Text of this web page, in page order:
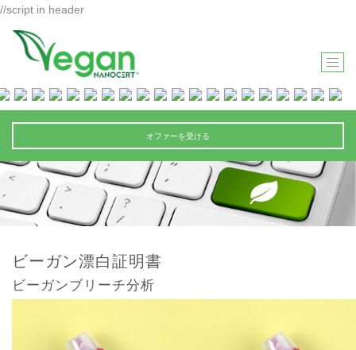
//script in header
T
O
G
G
L
N
A
V
オファーを受ける
ビーガン漂白証明書
ビーガンブリーチ分析